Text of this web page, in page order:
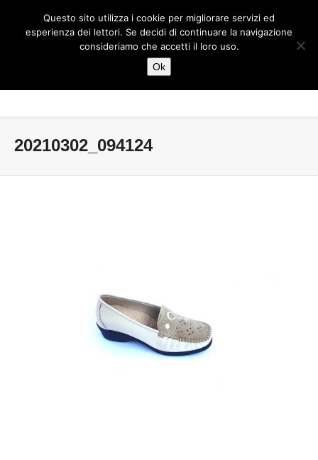
20210302_094124
Questo sito utilizza i cookie per migliorare servizi ed
esperienza dei lettori. Se decidi di continuare la navigazione
consideriamo che accetti il loro uso.
Ok